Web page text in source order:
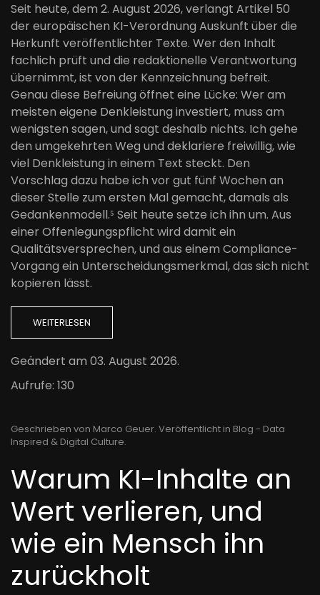
Seit heute, dem 2. August 2026, verlangt Artikel 50
der europäischen KI-Verordnung Auskunft über die
Herkunft veröffentlichter Texte. Wer den Inhalt
fachlich prüft und die redaktionelle Verantwortung
übernimmt, ist von der Kennzeichnung befreit.
Genau diese Befreiung öffnet eine Lücke: Wer am
meisten eigene Denkleistung investiert, muss am
wenigsten sagen, und sagt deshalb nichts. Ich gehe
den umgekehrten Weg und deklariere freiwillig, wie
viel Denkleistung in einem Text steckt. Den
Vorschlag dazu habe ich vor gut fünf Wochen an
dieser Stelle zum ersten Mal gemacht, damals als
Gedankenmodell.⁵ Seit heute setze ich ihn um. Aus
einer Offenlegungspflicht wird damit ein
Qualitätsversprechen, und aus einem Compliance-
Vorgang ein Unterscheidungsmerkmal, das sich nicht
kopieren lässt.
WEITERLESEN
Geändert am 03. August 2026.
Aufrufe: 130
Geschrieben von Marco Geuer. Veröffentlicht in Blog - Data
Inspired & Digital Culture.
Warum KI-Inhalte an
Wert verlieren, und
wie ein Mensch ihn
zurückholt